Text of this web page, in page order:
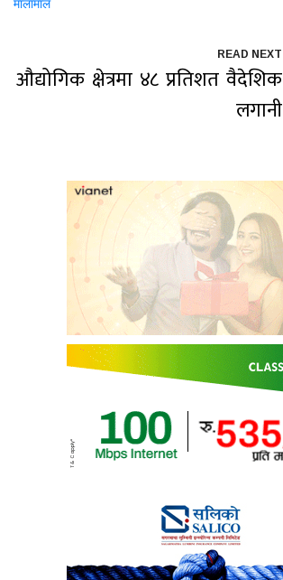
READ NEXT
औद्योगिक क्षेत्रमा ४८ प्रतिशत वैदेशिक
लगानी